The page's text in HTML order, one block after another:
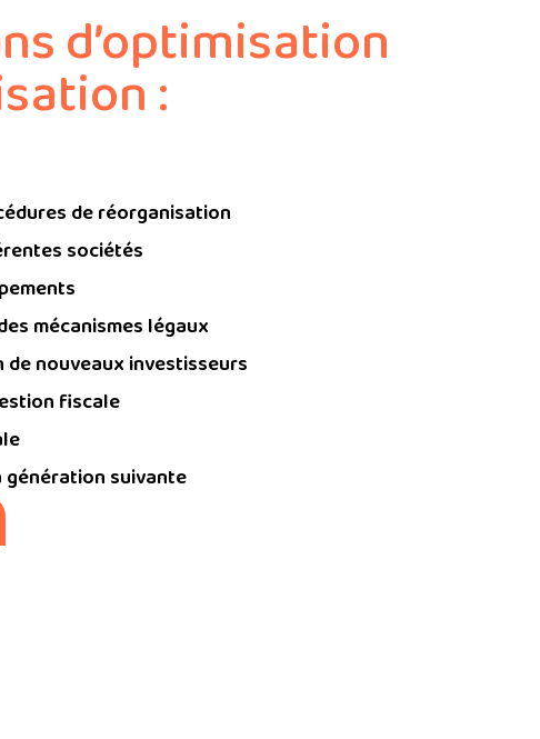
d’optimisation
:
de réorganisation
sociétés
mécanismes légaux
nouveaux investisseurs
fiscale
suivante